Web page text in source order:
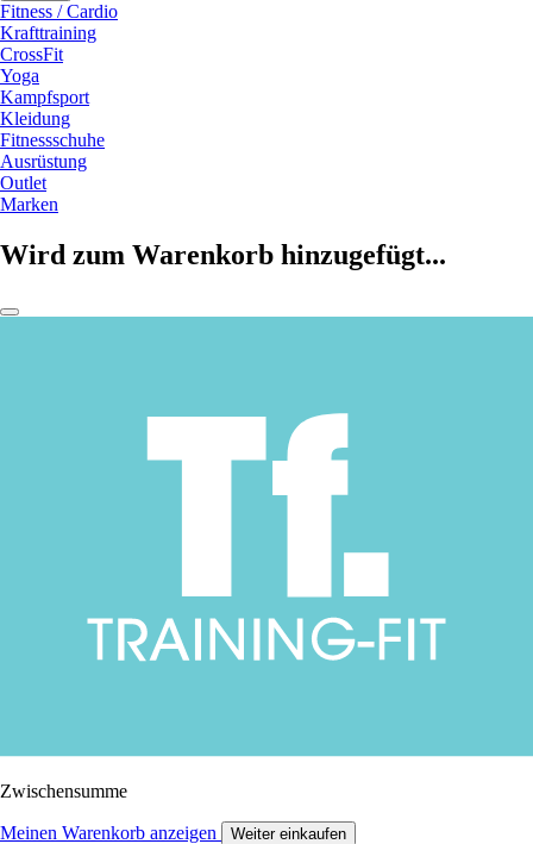
Fitness / Cardio
Krafttraining
CrossFit
Yoga
Kampfsport
Kleidung
Fitnessschuhe
Ausrüstung
Outlet
Marken
Wird zum Warenkorb hinzugefügt...
Zwischensumme
Meinen Warenkorb anzeigen Weiter einkaufen